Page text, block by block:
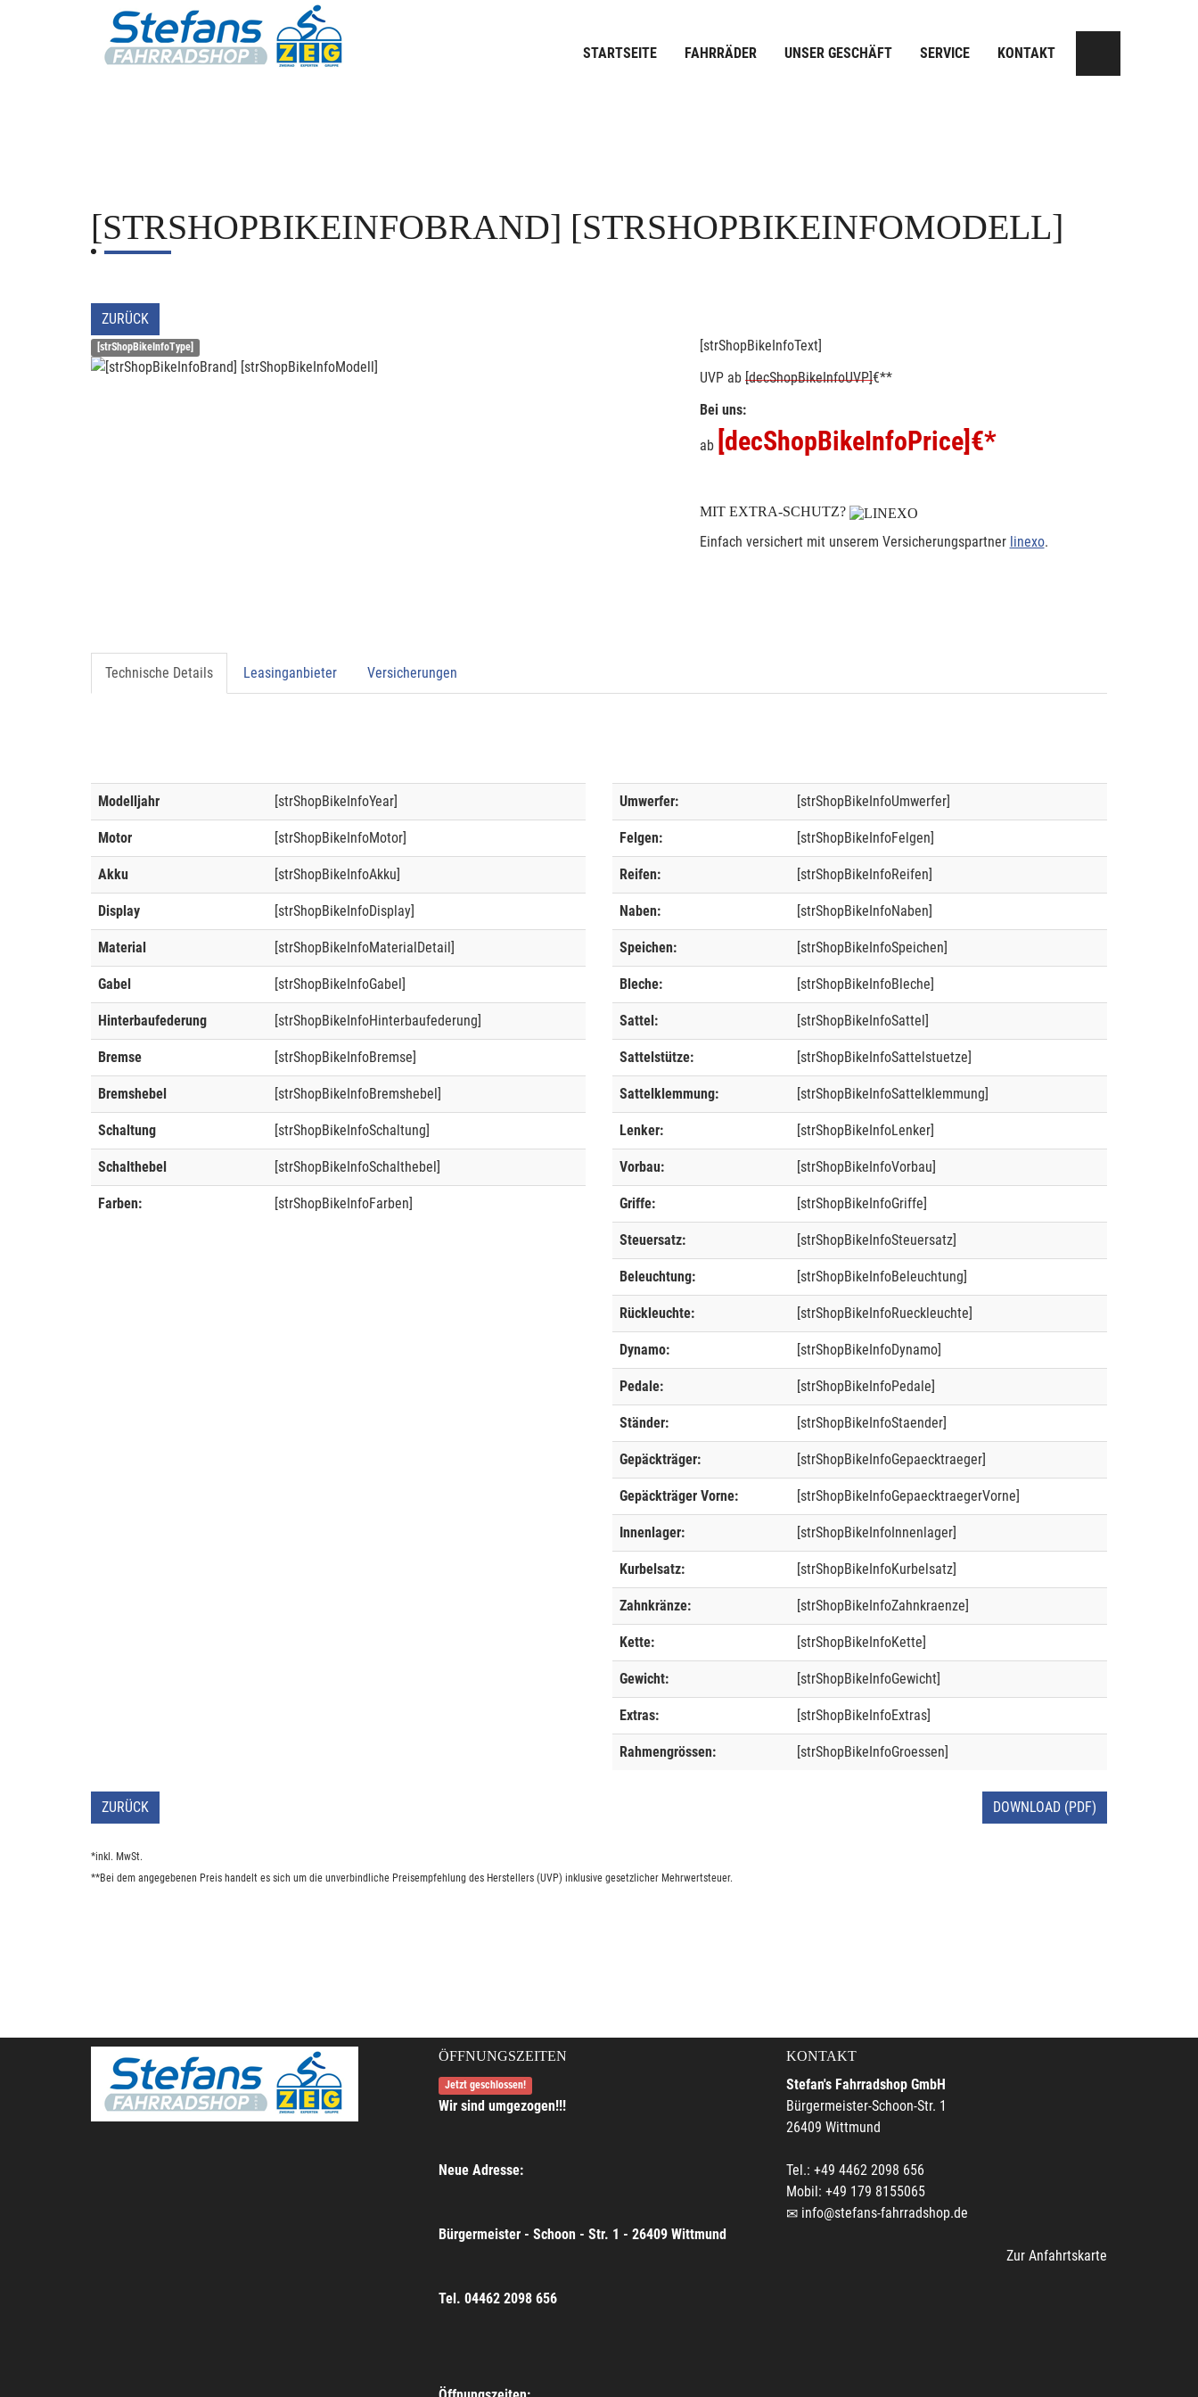
STARTSEITE FAHRRÄDER UNSER GESCHÄFT SERVICE KONTAKT
[STRSHOPBIKEINFOBRAND] [STRSHOPBIKEINFOMODELL]
ZURÜCK
[strShopBikeInfoType]
[strShopBikeInfoText]
UVP ab [decShopBikeInfoUVP]€**
Bei uns:
ab [decShopBikeInfoPrice] €*
MIT EXTRA-SCHUTZ?
Einfach versichert mit unserem Versicherungspartner linexo.
Technische Details Leasinganbieter Versicherungen
Modelljahr [strShopBikeInfoYear]
Motor [strShopBikeInfoMotor]
Akku [strShopBikeInfoAkku]
Display [strShopBikeInfoDisplay]
Material [strShopBikeInfoMaterialDetail]
Gabel [strShopBikeInfoGabel]
Hinterbaufederung [strShopBikeInfoHinterbaufederung]
Bremse [strShopBikeInfoBremse]
Bremshebel [strShopBikeInfoBremshebel]
Schaltung [strShopBikeInfoSchaltung]
Schalthebel [strShopBikeInfoSchalthebel]
Farben: [strShopBikeInfoFarben]
Umwerfer: [strShopBikeInfoUmwerfer]
Felgen: [strShopBikeInfoFelgen]
Reifen: [strShopBikeInfoReifen]
Naben: [strShopBikeInfoNaben]
Speichen: [strShopBikeInfoSpeichen]
Bleche: [strShopBikeInfoBleche]
Sattel: [strShopBikeInfoSattel]
Sattelstütze: [strShopBikeInfoSattelstuetze]
Sattelklemmung: [strShopBikeInfoSattelklemmung]
Lenker: [strShopBikeInfoLenker]
Vorbau: [strShopBikeInfoVorbau]
Griffe: [strShopBikeInfoGriffe]
Steuersatz: [strShopBikeInfoSteuersatz]
Beleuchtung: [strShopBikeInfoBeleuchtung]
Rückleuchte: [strShopBikeInfoRueckleuchte]
Dynamo: [strShopBikeInfoDynamo]
Pedale: [strShopBikeInfoPedale]
Ständer: [strShopBikeInfoStaender]
Gepäckträger: [strShopBikeInfoGepaecktraeger]
Gepäckträger Vorne: [strShopBikeInfoGepaecktraegerVorne]
Innenlager: [strShopBikeInfoInnenlager]
Kurbelsatz: [strShopBikeInfoKurbelsatz]
Zahnkränze: [strShopBikeInfoZahnkraenze]
Kette: [strShopBikeInfoKette]
Gewicht: [strShopBikeInfoGewicht]
Extras: [strShopBikeInfoExtras]
Rahmengrössen: [strShopBikeInfoGroessen]
ZURÜCK DOWNLOAD (PDF)
*inkl. MwSt.
**Bei dem angegebenen Preis handelt es sich um die unverbindliche Preisempfehlung des Herstellers (UVP) inklusive gesetzlicher Mehrwertsteuer.
ÖFFNUNGSZEITEN
Jetzt geschlossen!
Wir sind umgezogen!!!
Neue Adresse:
Bürgermeister - Schoon - Str. 1 - 26409 Wittmund
Tel. 04462 2098 656
KONTAKT
Stefan's Fahrradshop GmbH
Bürgermeister-Schoon-Str. 1
26409 Wittmund
Tel.: +49 4462 2098 656
Mobil: +49 179 8155065
info@stefans-fahrradshop.de
Zur Anfahrtskarte